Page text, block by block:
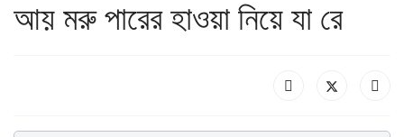
আয় মরু পারের হাওয়া নিয়ে যা রে